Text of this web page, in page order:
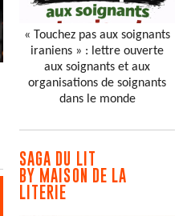
« Touchez pas aux soignants
iraniens » : lettre ouverte
aux soignants et aux
organisations de soignants
dans le monde
SAGA DU LIT
BY MAISON DE LA
LITERIE